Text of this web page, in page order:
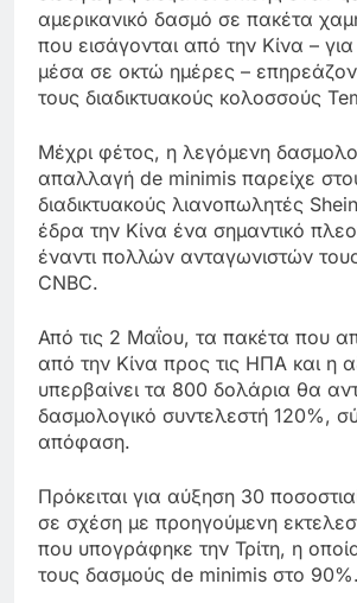
αμερικανικό δασμό σε πακέτα
που εισάγονται από την Κίνα –
μέσα σε οκτώ ημέρες –
τους διαδικτυακούς κολοσσούς
Μέχρι φέτος, η λεγόμενη
απαλλαγή de minimis παρείχε
διαδικτυακούς λιανοπωλητές
έδρα την Κίνα ένα σημαντικό
έναντι πολλών ανταγωνιστών
CNBC.
Από τις 2 Μαΐου, τα πακέτα που
από την Κίνα προς τις ΗΠΑ και η
υπερβαίνει τα 800 δολάρια θα
δασμολογικό συντελεστή 120%,
απόφαση.
Πρόκειται για αύξηση 30
σε σχέση με προηγούμενη
που υπογράφηκε την Τρίτη, η
τους δασμούς de minimis στο 90%.